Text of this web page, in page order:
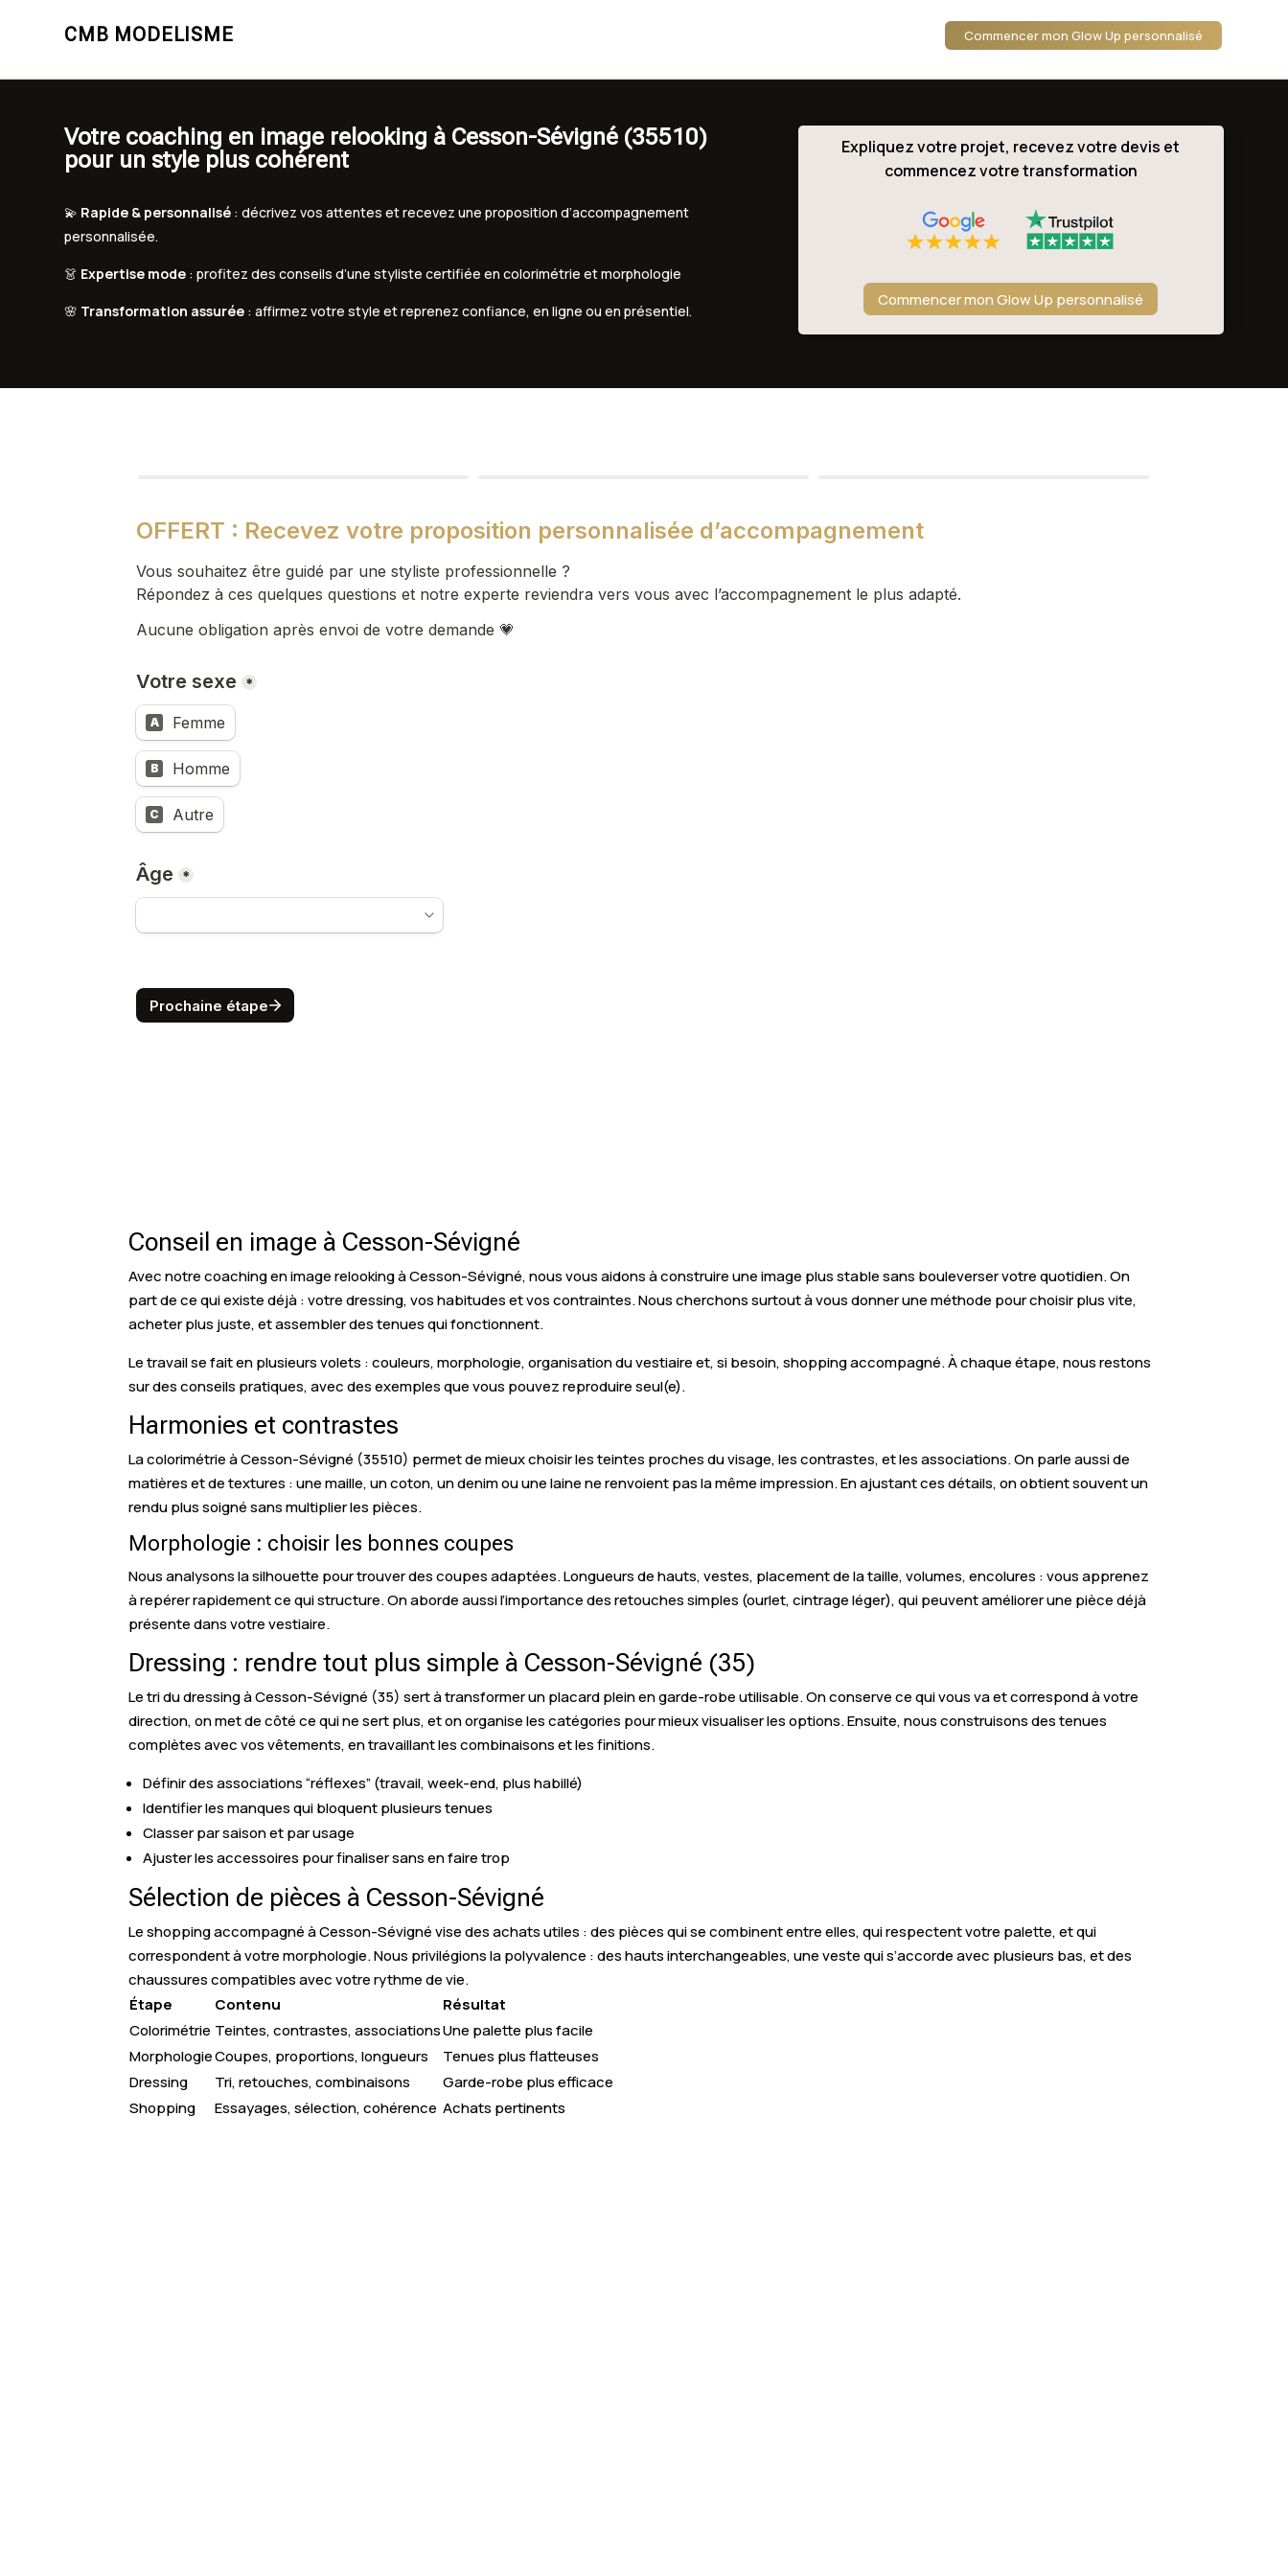
CMB MODELISME Commencer mon Glow Up personnalisé
Votre coaching en image relooking à Cesson-Sévigné (35510)
pour un style plus cohérent
💫 Rapide & personnalisé : décrivez vos attentes et recevez une proposition d’accompagnement
personnalisée.
👗 Expertise mode : profitez des conseils d’une styliste certifiée en colorimétrie et morphologie
🌸 Transformation assurée : affirmez votre style et reprenez confiance, en ligne ou en présentiel.
Expliquez votre projet, recevez votre devis et
commencez votre transformation
Commencer mon Glow Up personnalisé
Conseil en image à Cesson-Sévigné
Avec notre coaching en image relooking à Cesson-Sévigné, nous vous aidons à construire une image plus stable sans bouleverser votre quotidien. On
part de ce qui existe déjà : votre dressing, vos habitudes et vos contraintes. Nous cherchons surtout à vous donner une méthode pour choisir plus vite,
acheter plus juste, et assembler des tenues qui fonctionnent.
Le travail se fait en plusieurs volets : couleurs, morphologie, organisation du vestiaire et, si besoin, shopping accompagné. À chaque étape, nous restons
sur des conseils pratiques, avec des exemples que vous pouvez reproduire seul(e).
Harmonies et contrastes
La colorimétrie à Cesson-Sévigné (35510) permet de mieux choisir les teintes proches du visage, les contrastes, et les associations. On parle aussi de
matières et de textures : une maille, un coton, un denim ou une laine ne renvoient pas la même impression. En ajustant ces détails, on obtient souvent un
rendu plus soigné sans multiplier les pièces.
Morphologie : choisir les bonnes coupes
Nous analysons la silhouette pour trouver des coupes adaptées. Longueurs de hauts, vestes, placement de la taille, volumes, encolures : vous apprenez
à repérer rapidement ce qui structure. On aborde aussi l’importance des retouches simples (ourlet, cintrage léger), qui peuvent améliorer une pièce déjà
présente dans votre vestiaire.
Dressing : rendre tout plus simple à Cesson-Sévigné (35)
Le tri du dressing à Cesson-Sévigné (35) sert à transformer un placard plein en garde-robe utilisable. On conserve ce qui vous va et correspond à votre
direction, on met de côté ce qui ne sert plus, et on organise les catégories pour mieux visualiser les options. Ensuite, nous construisons des tenues
complètes avec vos vêtements, en travaillant les combinaisons et les finitions.
Définir des associations “réflexes” (travail, week-end, plus habillé)
Identifier les manques qui bloquent plusieurs tenues
Classer par saison et par usage
Ajuster les accessoires pour finaliser sans en faire trop
Sélection de pièces à Cesson-Sévigné
Le shopping accompagné à Cesson-Sévigné vise des achats utiles : des pièces qui se combinent entre elles, qui respectent votre palette, et qui
correspondent à votre morphologie. Nous privilégions la polyvalence : des hauts interchangeables, une veste qui s’accorde avec plusieurs bas, et des
chaussures compatibles avec votre rythme de vie.
Étape
Contenu
Résultat
Colorimétrie Teintes, contrastes, associationsUne palette plus facile
MorphologieCoupes, proportions, longueurs
Tenues plus flatteuses
Dressing
Tri, retouches, combinaisons
Garde-robe plus efficace
Shopping
Essayages, sélection, cohérence Achats pertinents